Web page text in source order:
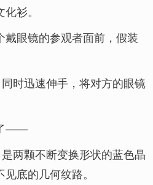
衫。
戴眼镜的参观者面前，假装
时迅速伸手，将对方的眼镜
——
两颗不断变换形状的蓝色晶
底的几何纹路。